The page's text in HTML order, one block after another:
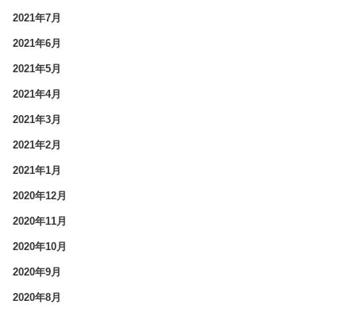
2021年7月
2021年6月
2021年5月
2021年4月
2021年3月
2021年2月
2021年1月
2020年12月
2020年11月
2020年10月
2020年9月
2020年8月